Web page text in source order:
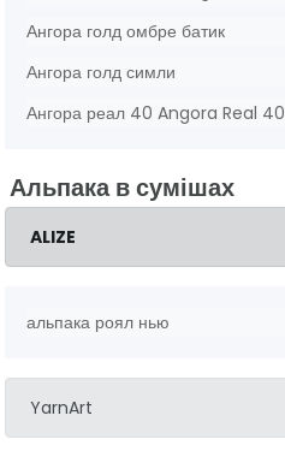
Ангора голд омбре батик
Ангора голд симли
Ангора реал 40 Angora Real 40
Альпака в сумішах
ALIZE
альпака роял нью
YarnArt